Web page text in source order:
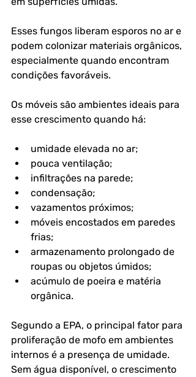
Esses fungos liberam esporos no ar e
podem colonizar materiais orgânicos,
especialmente quando encontram
condições favoráveis.
Os móveis são ambientes ideais para
esse crescimento quando há:
umidade elevada no ar;
pouca ventilação;
infiltrações na parede;
condensação;
vazamentos próximos;
móveis encostados em paredes
frias;
armazenamento prolongado de
roupas ou objetos úmidos;
acúmulo de poeira e matéria
orgânica.
Segundo a EPA, o principal fator para
proliferação de mofo em ambientes
internos é a presença de umidade.
Sem água disponível, o crescimento